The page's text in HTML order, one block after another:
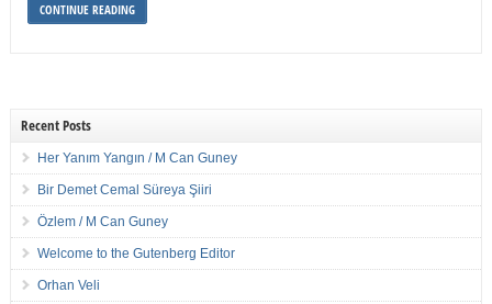
CONTINUE READING
Recent Posts
Her Yanım Yangın / M Can Guney
Bir Demet Cemal Süreya Şiiri
Özlem / M Can Guney
Welcome to the Gutenberg Editor
Orhan Veli